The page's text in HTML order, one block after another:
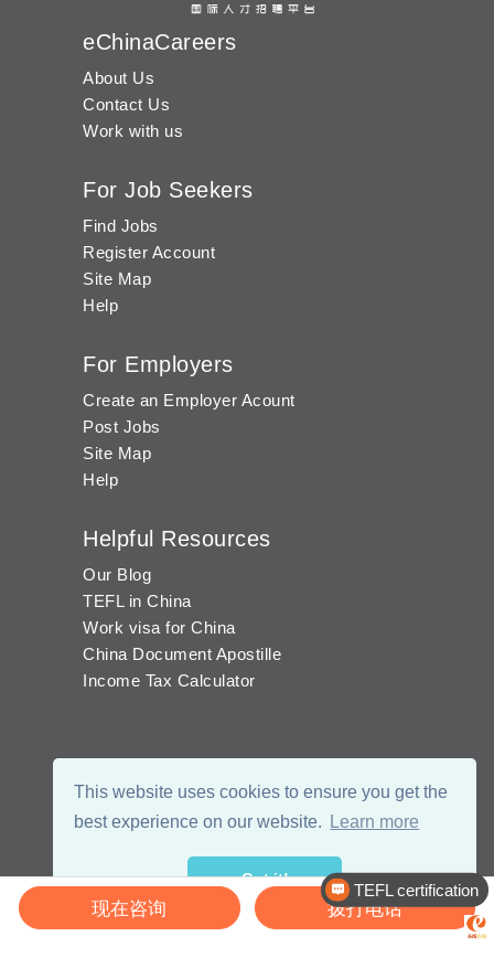
This website uses cookies to ensure you get the
best experience on our website.
Learn more
Got it!
eChinaCareers
About Us
Contact Us
Work with us
For Job Seekers
Find Jobs
Register Account
Site Map
Help
For Employers
Create an Employer Acount
Post Jobs
Site Map
Help
Helpful Resources
Our Blog
TEFL in China
Work visa for China
China Document Apostille
Income Tax Calculator
© 2026 - eChinaCareers, all rights reserved. Owned and operated by成
TEFL certification
现在咨询 拨打电话